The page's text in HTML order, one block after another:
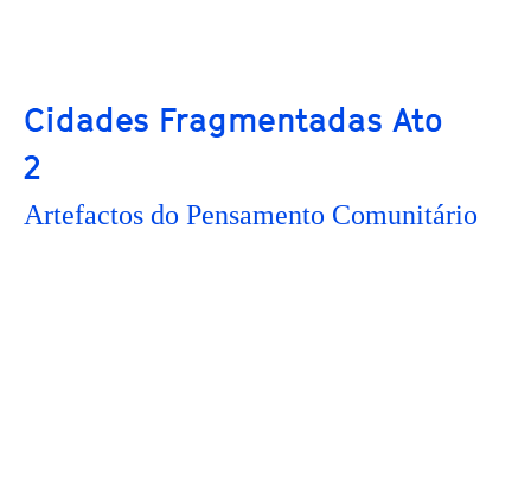
Cidades Fragmentadas Ato
2
Artefactos do Pensamento Comunitário